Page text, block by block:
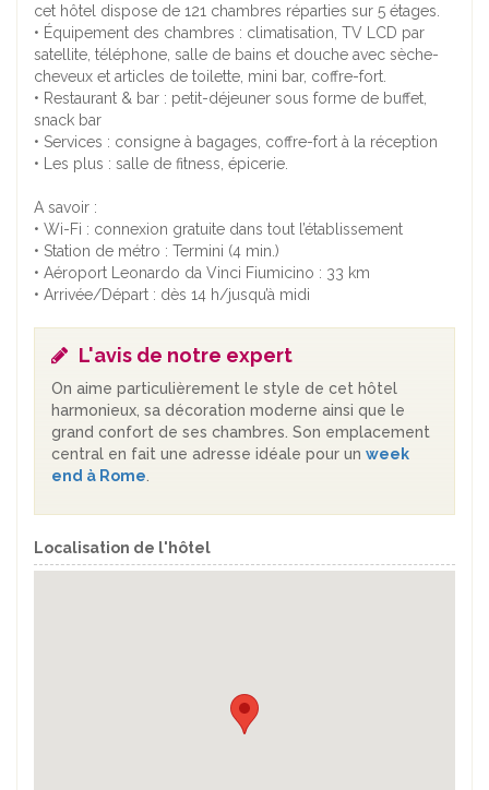
cet hôtel dispose de 121 chambres réparties sur 5 étages.
• Équipement des chambres : climatisation, TV LCD par
satellite, téléphone, salle de bains et douche avec sèche-
cheveux et articles de toilette, mini bar, coffre-fort.
• Restaurant & bar : petit-déjeuner sous forme de buffet,
snack bar
• Services : consigne à bagages, coffre-fort à la réception
• Les plus : salle de fitness, épicerie.
A savoir :
• Wi-Fi : connexion gratuite dans tout l’établissement
• Station de métro : Termini (4 min.)
• Aéroport Leonardo da Vinci Fiumicino : 33 km
• Arrivée/Départ : dès 14 h/jusqu’à midi
L'avis de notre expert
On aime particulièrement le style de cet hôtel
harmonieux, sa décoration moderne ainsi que le
grand confort de ses chambres. Son emplacement
central en fait une adresse idéale pour un week
end à Rome.
Localisation de l'hôtel